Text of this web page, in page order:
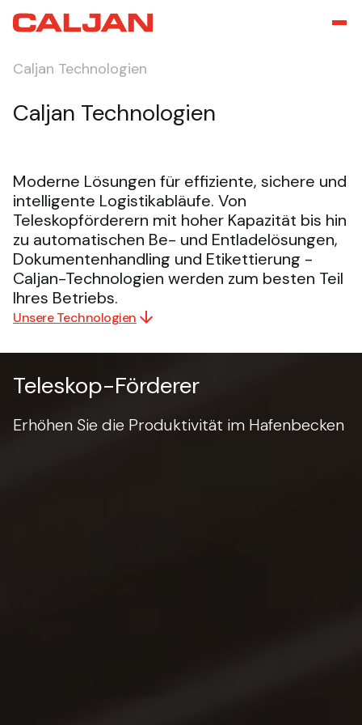
Caljan Technologien
Caljan Technologien
Moderne Lösungen für effiziente, sichere und
intelligente Logistikabläufe. Von
Teleskopförderern mit hoher Kapazität bis hin
zu automatischen Be- und Entladelösungen,
Dokumentenhandling und Etikettierung -
Caljan-Technologien werden zum besten Teil
Ihres Betriebs.
Unsere Technologien
Teleskop-Förderer
Erhöhen Sie die Produktivität im Hafenbecken